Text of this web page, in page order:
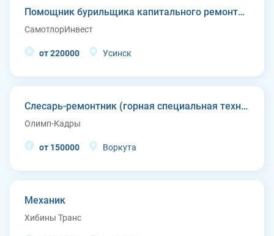
Помощник бурильщика капитального ремонта скважин (КРС)
СамотлорИнвест
от 220000 Усинск
Слесарь-ремонтник (горная специальная техника)
Олимп-Кадры
от 150000 Воркута
Механик
Хибины Транс